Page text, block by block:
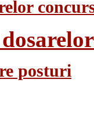
posturi